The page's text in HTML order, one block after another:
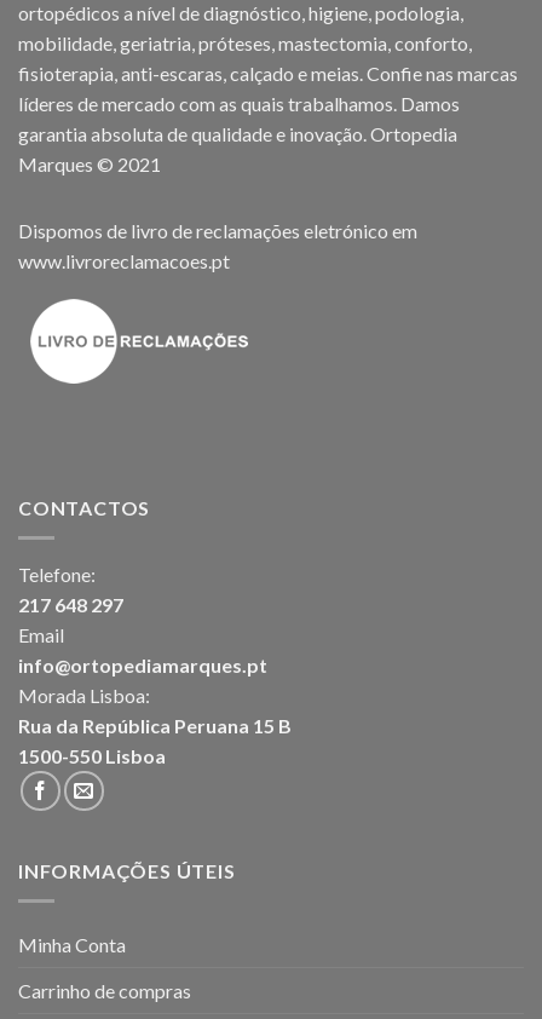
ortopédicos a nível de diagnóstico, higiene, podologia,
mobilidade, geriatria, próteses, mastectomia, conforto,
fisioterapia, anti-escaras, calçado e meias. Confie nas marcas
líderes de mercado com as quais trabalhamos. Damos
garantia absoluta de qualidade e inovação. Ortopedia
Marques © 2021
Dispomos de livro de reclamações eletrónico em
www.livroreclamacoes.pt
CONTACTOS
Telefone:
217 648 297
Email
info@ortopediamarques.pt
Morada Lisboa:
Rua da República Peruana 15 B
1500-550 Lisboa
INFORMAÇÕES ÚTEIS
Minha Conta
Carrinho de compras